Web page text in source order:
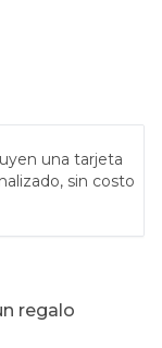
una tarjeta
sin costo
regalo